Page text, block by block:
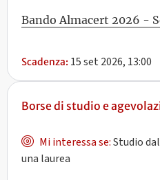
Bando Almacert 2026 -
Scadenza: 15 set 2026, 13:00
Borse di studio e
Mi interessa se:Studio
una laurea